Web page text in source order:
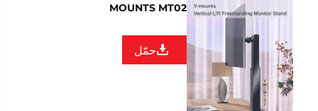
MOUNTS MT02
حمّل